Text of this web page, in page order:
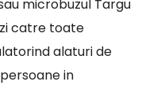
microbuzul Targu
catre toate
alaturi de
in